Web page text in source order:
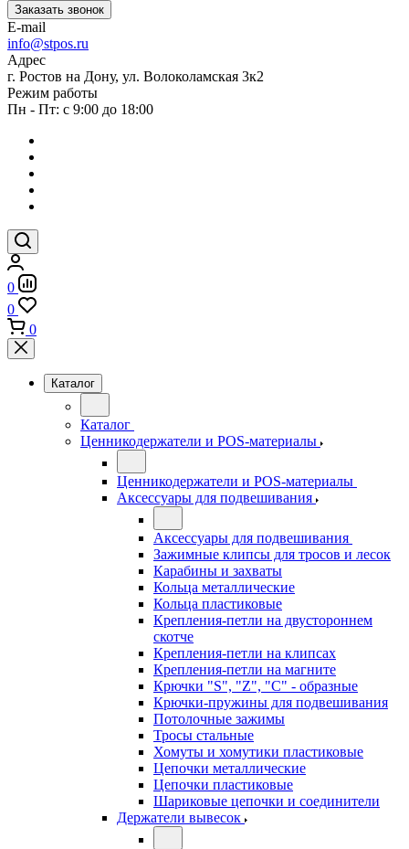
Заказать звонок
E-mail
info@stpos.ru
Адрес
г. Ростов на Дону, ул. Волоколамская 3к2
Режим работы
Пн - Пт: с 9:00 до 18:00
0
0
0
Каталог
Каталог
Ценникодержатели и POS-материалы
Ценникодержатели и POS-материалы
Аксессуары для подвешивания
Аксессуары для подвешивания
Зажимные клипсы для тросов и лесок
Карабины и захваты
Кольца металлические
Кольца пластиковые
Крепления-петли на двустороннем
скотче
Крепления-петли на клипсах
Крепления-петли на магните
Крючки "S", "Z", "C" - образные
Крючки-пружины для подвешивания
Потолочные зажимы
Тросы стальные
Хомуты и хомутики пластиковые
Цепочки металлические
Цепочки пластиковые
Шариковые цепочки и соединители
Держатели вывесок